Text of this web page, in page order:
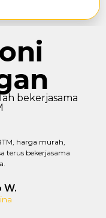
bekerjasama
harga murah,
terus bekerjasama
W.